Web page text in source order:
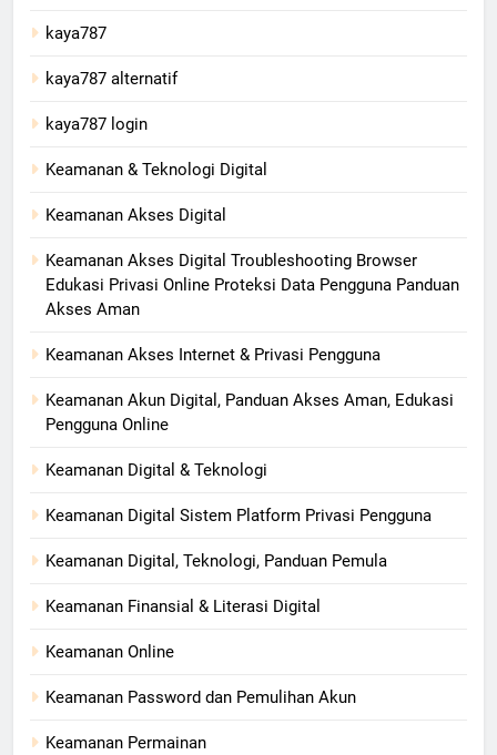
kaya787
kaya787 alternatif
kaya787 login
Keamanan & Teknologi Digital
Keamanan Akses Digital
Keamanan Akses Digital Troubleshooting Browser
Edukasi Privasi Online Proteksi Data Pengguna Panduan
Akses Aman
Keamanan Akses Internet & Privasi Pengguna
Keamanan Akun Digital, Panduan Akses Aman, Edukasi
Pengguna Online
Keamanan Digital & Teknologi
Keamanan Digital Sistem Platform Privasi Pengguna
Keamanan Digital, Teknologi, Panduan Pemula
Keamanan Finansial & Literasi Digital
Keamanan Online
Keamanan Password dan Pemulihan Akun
Keamanan Permainan